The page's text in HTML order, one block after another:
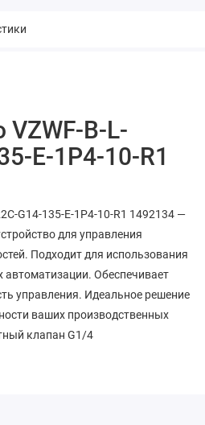
VZWF-B-L-
E-1P4-10-R1
G14-135-E-1P4-10-R1 1492134 —
для управления
Подходит для использования
Обеспечивает
управления. Идеальное решение
ваших производственных
клапан G1/4